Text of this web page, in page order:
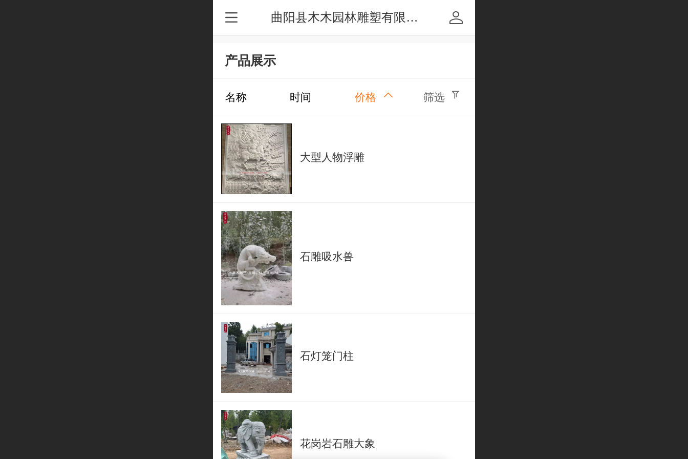
曲阳县木木园林雕塑有限公司
产品展示
名称 时间 价格 筛选
大型人物浮雕
石雕吸水兽
石灯笼门柱
花岗岩石雕大象